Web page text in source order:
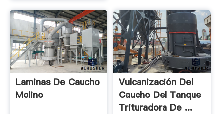
Laminas De Caucho
Molino
Vulcanización Del
Caucho Del Tanque
Trituradora De ...